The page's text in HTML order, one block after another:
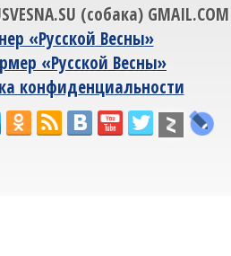
(собака) GMAIL.COM
«Русской Весны»
«Русской Весны»
конфиденциальности